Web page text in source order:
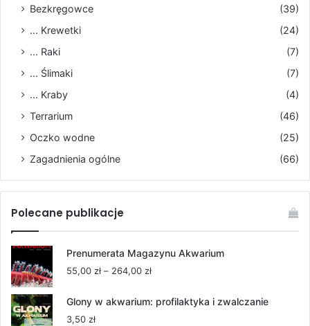
Bezkręgowce
(39)
... Krewetki
(24)
... Raki
(7)
... Ślimaki
(7)
... Kraby
(4)
Terrarium
(46)
Oczko wodne
(25)
Zagadnienia ogólne
(66)
Polecane publikacje
Prenumerata Magazynu Akwarium
55,00 zł – 264,00 złZakres
od
Glony w akwarium: profilaktyka i zwalczanie
3,50 zł